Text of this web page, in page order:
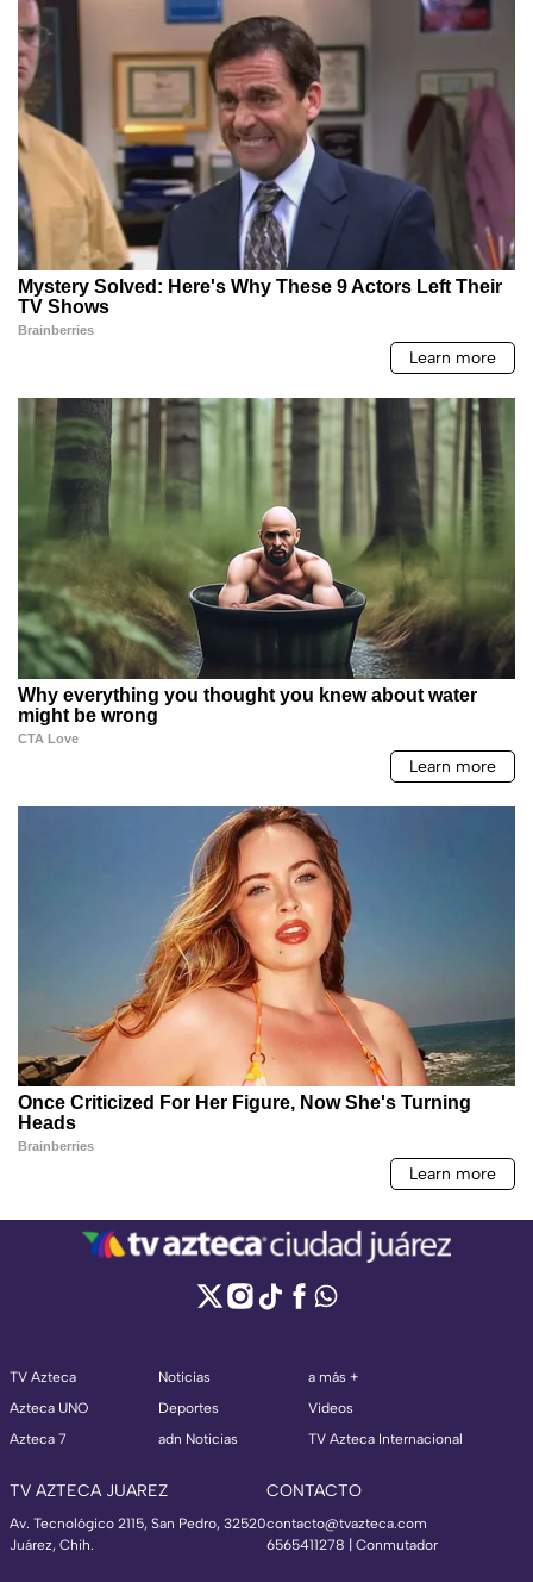
TV Azteca
Azteca UNO
Azteca 7
Noticias
Deportes
adn Noticias
a más +
Videos
TV Azteca Internacional
TV AZTECA JUAREZ
Av. Tecnológico 2115, San Pedro, 32520
Juárez, Chih.
CONTACTO
contacto@tvazteca.com
6565411278 | Conmutador